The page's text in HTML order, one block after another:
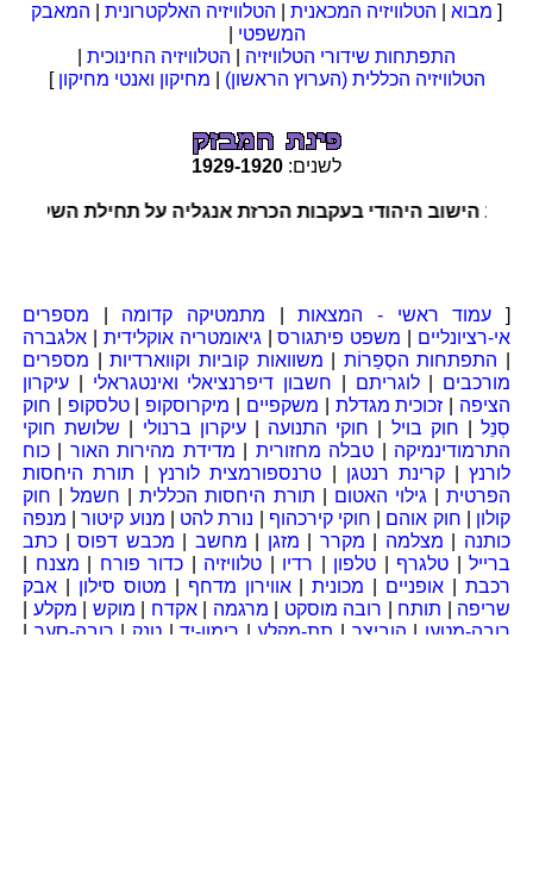
[ מבוא הטלוויזיה המכאנית הטלוויזיה האלקטרונית
המאבק
המשפטי
התפתחות שידורי הטלוויזיה
הטלוויזיה החינוכית
הטלוויזיה הכללית (הערוץ הראשון)
מחיקון ואנטי מחיקון ]
לשנים: 1929-1920
הישוב היהודי בעקבות הכרזת אנגליה על תחילת השלטון
[ עמוד ראשי - המצאות| מתמטיקה קדומה
מספרים
אי-רציונליים
משפט פיתגורס| גיאומטריה אוקלידית
אלגברה
התפתחות הסְפַרוֹת משוואות קוביות וקווארדיות| מספרים
מורכבים |לוגריתם חשבון דיפרנציאלי ואינטגראלי
עיקרון
הציפה
זכוכית מגדלת משקפיים מיקרוסקופ |טלסקופ
חוק
סְנֵל| חוק בויל חוקי התנועה |עיקרון ברנולי
שלושת חוקי
התרמודינמיקה
טבלה מחזורית מדידת מהירות האור
כוח
לורנץ|קרינת רנטגן טרנספורמצית לורנץ| תורת היחסות
הפרטית| גילוי האטום תורת היחסות הכללית| חשמל| חוק
קולון
חוק אוהם חוקי קירכהוף נורת להט מנוע קיטור| מנפה
כותנה
מצלמה מקרר מזגן מחשב מכבש דפוס| כתב
ברייל
טלגרף טלפון רדיו טלוויזיה כדור פורח מצנח
רכבת| אופניים מכונית|אווירון מדחף מטוס סילון
אבק
שריפה
תותח רובה מוסקט מרגמה |אקדח מוקש מקלע
רובה-מטען | הוביצר | תת-מקלע | רימון-יד|טנק | רובה-סער |